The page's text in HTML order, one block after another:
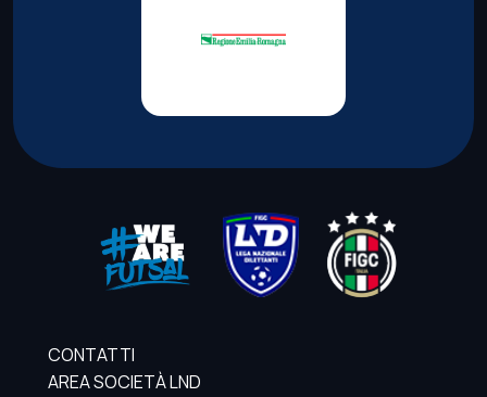
CONTATTI
AREA SOCIETÀ LND